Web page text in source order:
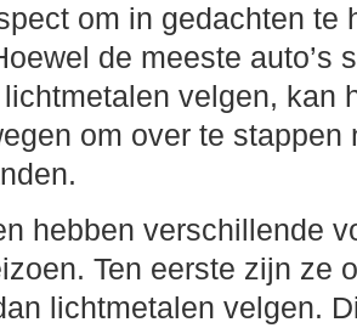
om in gedachten te
de meeste auto’s
velgen, kan
om over te
hebben verschillende
Ten eerste zijn ze
lichtmetalen velgen.